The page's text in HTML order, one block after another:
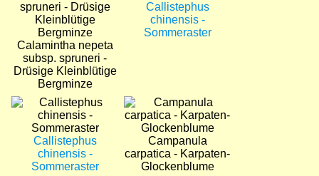
Calamintha nepeta
subsp. spruneri -
Drüsige Kleinblütige
Bergminze
Callistephus
chinensis -
Sommeraster
Bild
Callistephus
chinensis -
Sommeraster
Bild
Campanula
carpatica - Karpaten-
Glockenblume